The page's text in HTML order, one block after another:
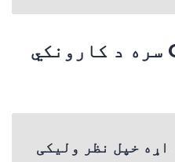
د Couples Dating سره د کارونکي